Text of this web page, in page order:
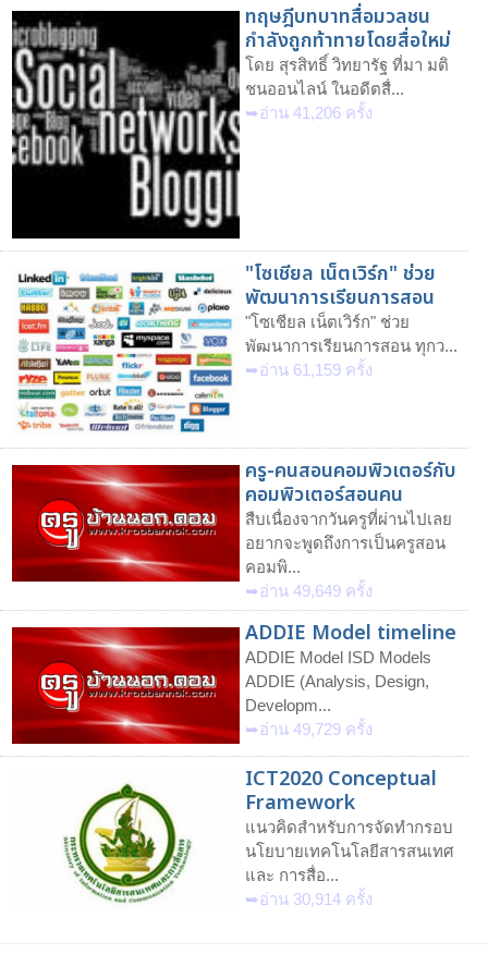
ทฤษฎีบทบาทสื่อมวลชน
กำลังถูกท้าทายโดยสื่อใหม่
โดย สุรสิทธิ์ วิทยารัฐ ที่มา มติ
ชนออนไลน์ ในอดีตสื่...
➥อ่าน 41,206 ครั้ง
"โซเชียล เน็ตเวิร์ก" ช่วย
พัฒนาการเรียนการสอน
"โซเชียล เน็ตเวิร์ก" ช่วย
พัฒนาการเรียนการสอน ทุกว...
➥อ่าน 61,159 ครั้ง
ครู-คนสอนคอมพิวเตอร์กับ
คอมพิวเตอร์สอนคน
สืบเนื่องจากวันครูที่ผ่านไปเลย
อยากจะพูดถึงการเป็นครูสอน
คอมพิ...
➥อ่าน 49,649 ครั้ง
ADDIE Model timeline
ADDIE Model ISD Models
ADDIE (Analysis, Design,
Developm...
➥อ่าน 49,729 ครั้ง
ICT2020 Conceptual
Framework
แนวคิดสำหรับการจัดทำกรอบ
นโยบายเทคโนโลยีสารสนเทศ
และ การสื่อ...
➥อ่าน 30,914 ครั้ง